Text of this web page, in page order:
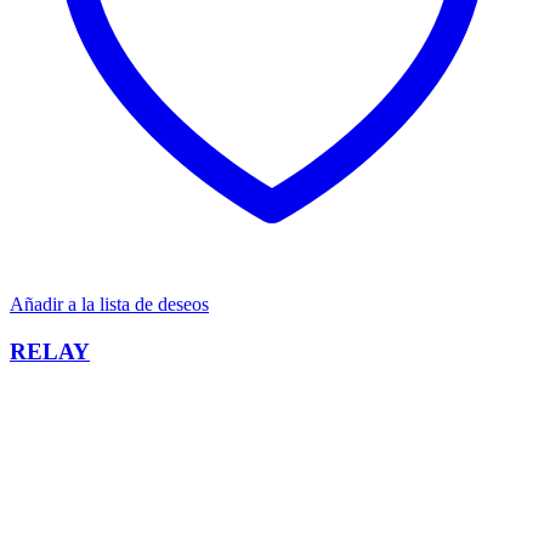
Añadir a la lista de deseos
RELAY